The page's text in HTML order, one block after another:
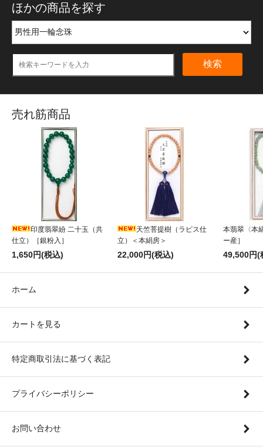
ほかの商品を探す
検索
売れ筋商品
印度翡翠紛 二十玉（共
仕立）［銀粉入］
1,650円(税込)
天竺菩提樹（ラピス仕
立）＜本絹房＞
22,000円(税込)
本翡翠〈本
ー産］
49,500円(
ホーム
カートを見る
特定商取引法に基づく表記
プライバシーポリシー
お問い合わせ